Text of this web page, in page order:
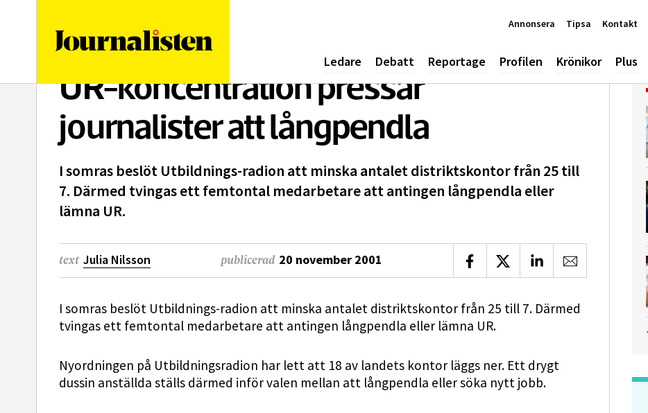
Ledare Debatt Reportage Profilen Krönikor Plus
Annonsera Tipsa Kontakt
UR-koncentration pressar
journalister att långpendla
I somras beslöt Utbildnings-radion att minska antalet distriktskontor från 25 till
7. Därmed tvingas ett femtontal medarbetare att antingen långpendla eller
lämna UR.
text Julia Nilsson publicerad 20 november 2001 Dela på Facebook
Dela på XDela på LinkedIn
Dela via e-post
I somras beslöt Utbildnings-radion att minska antalet distriktskontor från 25 till 7. Därmed
tvingas ett femtontal medarbetare att antingen långpendla eller lämna UR.
Nyordningen på Utbildningsradion har lett att 18 av landets kontor läggs ner. Ett drygt
dussin anställda ställs därmed inför valen mellan att långpendla eller söka nytt jobb.